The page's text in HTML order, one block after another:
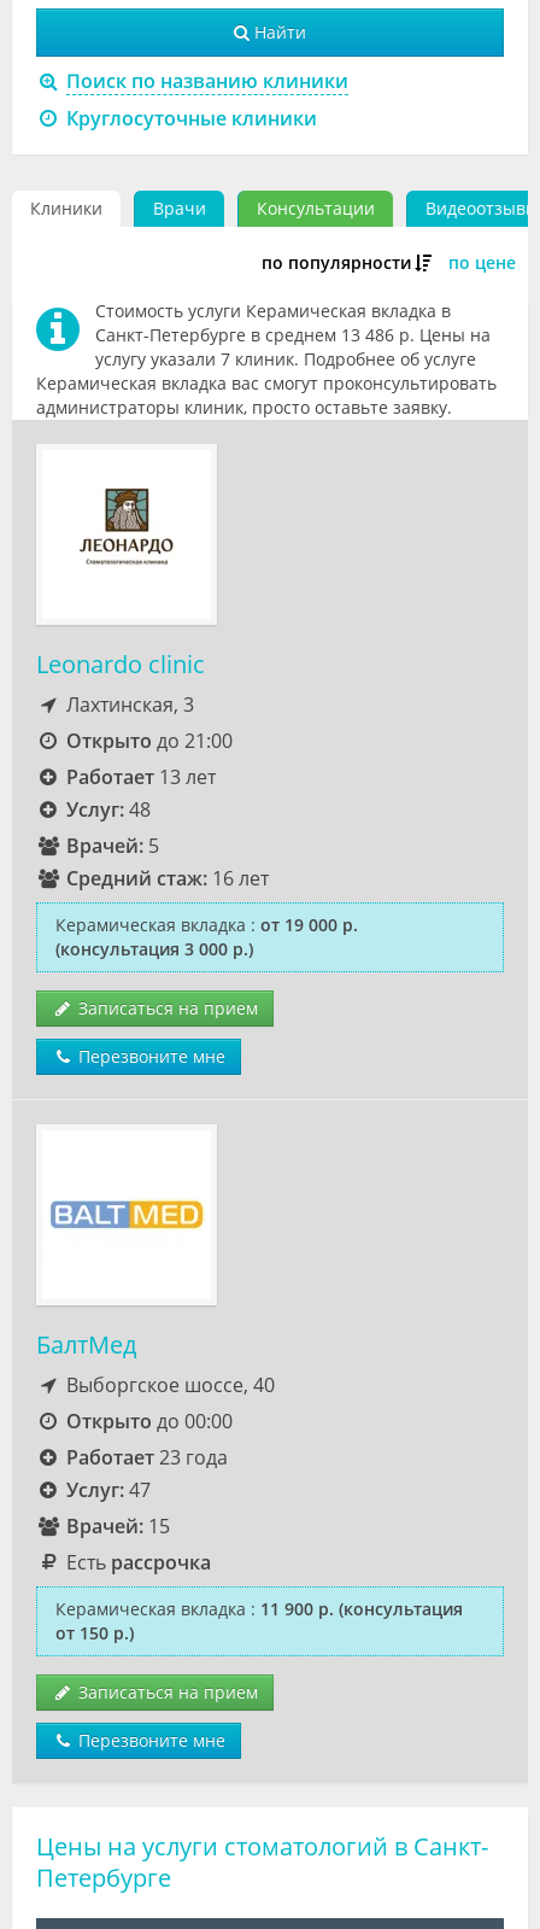
Форум
Клиники
Лаборатории
Найти
Поиск по названию клиники
Круглосуточные клиники
Клиники Врачи Консультации Видеоотзывы
по популярности по цене
Стоимость услуги Керамическая вкладка в
Санкт-Петербурге в среднем 13 486 р. Цены на
услугу указали 7 клиник. Подробнее об услуге
Керамическая вкладка вас смогут проконсультировать
администраторы клиник, просто оставьте заявку.
Leonardo clinic
Лахтинская, 3
Открыто до 21:00
Работает13 лет
Услуг:48
Врачей:5
Средний стаж:16 лет
Керамическая вкладка : от 19 000 р.
(консультация 3 000 р.)
Записаться на прием
Перезвоните мне
БалтМед
Выборгское шоссе, 40
Открыто до 00:00
Работает23 года
Услуг:47
Врачей:15
Есть рассрочка
Керамическая вкладка : 11 900 р. (консультация
от 150 р.)
Записаться на прием
Перезвоните мне
Цены на услуги стоматологий в Санкт-
Петербурге